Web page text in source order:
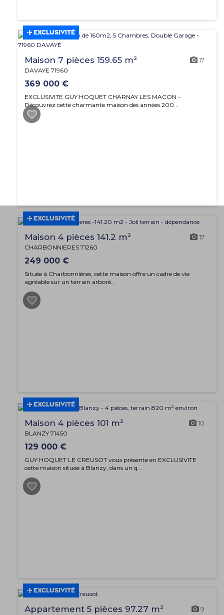
EXCLUSIVITÉ
Maison 7 pièces 159.65 m² 17
DAVAYE 71960
369 000 €
EXCLUSIVITE GUY HOQUET CHARNAY LES MACON -
Découvrez cette charmante maison des années 200...
EXCLUSIVITÉ
Maison 4 pièces 141.2 m² 17
CHARBONNIERES 71260
249 000 €
Située à Charbonnières, cette maison offre un cadre de vie
agréable sur un terrain arboré...
EXCLUSIVITÉ
Maison 4 pièces 101 m² 10
BLANZY 71450
129 000 €
GUY HOQUET LE CREUSOT vous présente en EXCLUSIVITE
cette maison située à Blanzy, dans un q...
EXCLUSIVITÉ
Appartement 5 pièces 97.27 m² 9